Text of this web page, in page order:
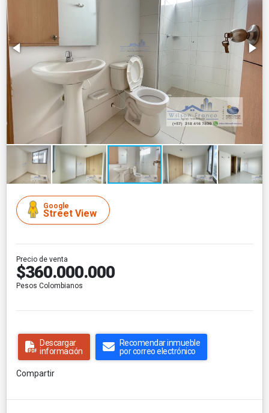
Google
Street View
Precio de venta
$360.000.000
Pesos Colombianos
Descargar
información
Recomendar inmueble
por correo electrónico
Compartir